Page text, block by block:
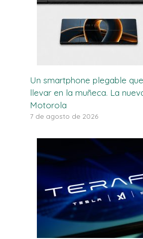
Un smartphone plegable
llevar en la muñeca. La
Motorola
7 de agosto de 2026